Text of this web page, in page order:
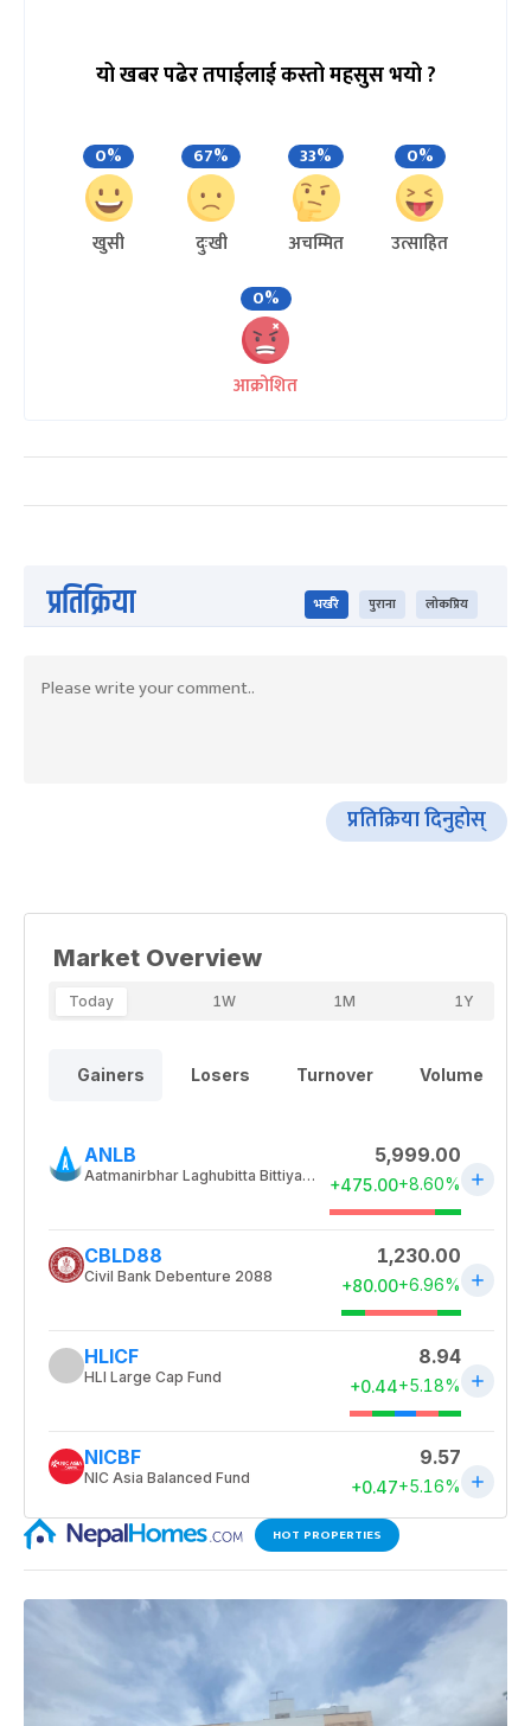
यो खबर पढेर तपाईलाई कस्तो महसुस भयो ?
0%
खुसी
67%
दुःखी
33%
अचम्मित
0%
उत्साहित
0%
आक्रोशित
प्रतिक्रिया भर्खरै पुराना लोकप्रिय
प्रतिक्रिया दिनुहोस्
HOT PROPERTIES